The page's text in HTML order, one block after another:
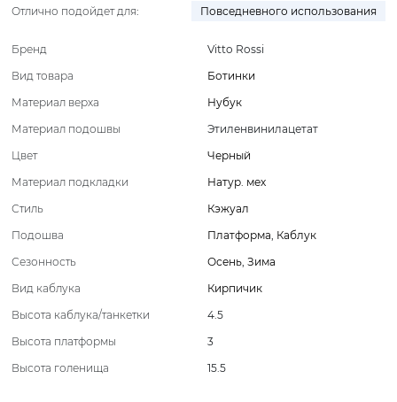
Отлично подойдет для: Повседневного использования
Бренд
Vitto Rossi
Вид товара
Ботинки
Материал верха
Нубук
Материал подошвы
Этиленвинилацетат
Цвет
Черный
Материал подкладки
Натур. мех
Стиль
Кэжуал
Подошва
Платформа, Каблук
Сезонность
Осень, Зима
Вид каблука
Кирпичик
Высота каблука/танкетки
4.5
Высота платформы
3
Высота голенища
15.5